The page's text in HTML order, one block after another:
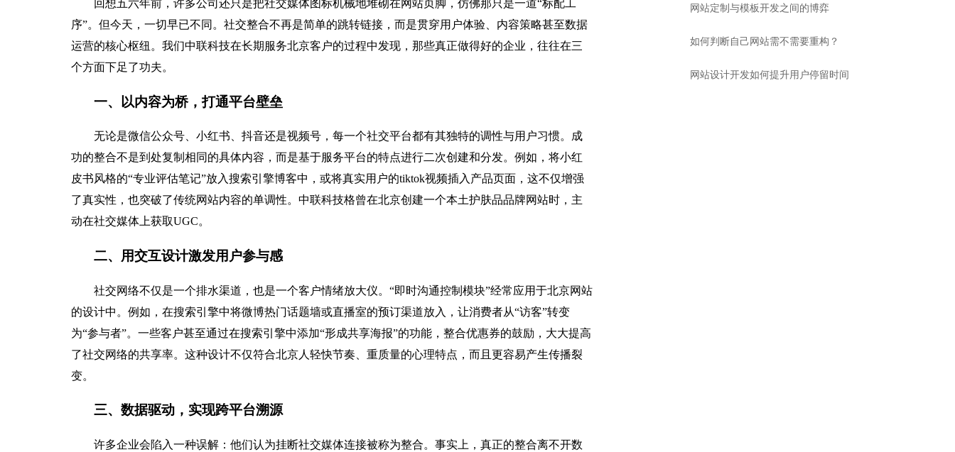
回想五六年前，许多公司还只是把社交媒体图标机械地堆砌在网站页脚，仿佛那只是一道“标配工
序”。但今天，一切早已不同。社交整合不再是简单的跳转链接，而是贯穿用户体验、内容策略甚至数据
运营的核心枢纽。我们中联科技在长期服务北京客户的过程中发现，那些真正做得好的企业，往往在三
个方面下足了功夫。
一、以内容为桥，打通平台壁垒
无论是微信公众号、小红书、抖音还是视频号，每一个社交平台都有其独特的调性与用户习惯。成
功的整合不是到处复制相同的具体内容，而是基于服务平台的特点进行二次创建和分发。例如，将小红
皮书风格的“专业评估笔记”放入搜索引擎博客中，或将真实用户的tiktok视频插入产品页面，这不仅增强
了真实性，也突破了传统网站内容的单调性。中联科技格曾在北京创建一个本土护肤品品牌网站时，主
动在社交媒体上获取UGC。
二、用交互设计激发用户参与感
社交网络不仅是一个排水渠道，也是一个客户情绪放大仪。“即时沟通控制模块”经常应用于北京网站
的设计中。例如，在搜索引擎中将微博热门话题墙或直播室的预订渠道放入，让消费者从“访客”转变
为“参与者”。一些客户甚至通过在搜索引擎中添加“形成共享海报”的功能，整合优惠券的鼓励，大大提高
了社交网络的共享率。这种设计不仅符合北京人轻快节奏、重质量的心理特点，而且更容易产生传播裂
变。
三、数据驱动，实现跨平台溯源
许多企业会陷入一种误解：他们认为挂断社交媒体连接被称为整合。事实上，真正的整合离不开数
网站定制与模板开发之间的博弈
如何判断自己网站需不需要重构？
网站设计开发如何提升用户停留时间